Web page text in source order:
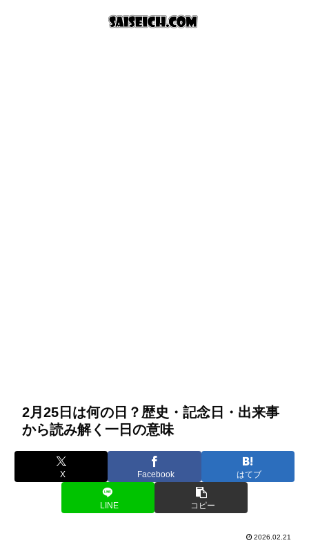
2月25日は何の日？歴史・記念日・出来事
から読み解く一日の意味
X Facebook はてブ
LINE コピー
2026.02.21